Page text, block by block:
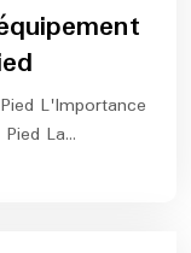
marathon
L'Importance
La…